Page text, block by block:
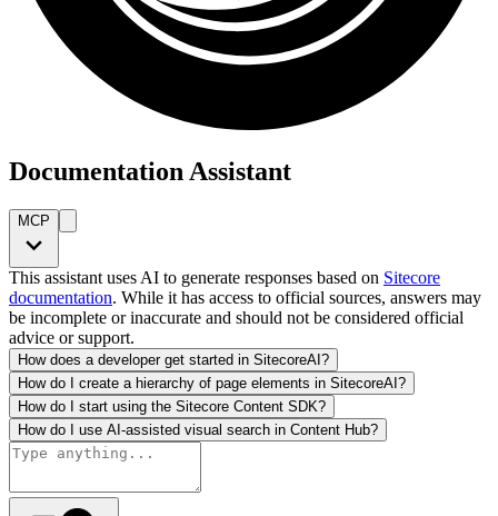
Documentation Assistant
MCP
This assistant uses AI to generate responses based on Sitecore
documentation. While it has access to official sources, answers may
be incomplete or inaccurate and should not be considered official
advice or support.
How does a developer get started in SitecoreAI?
How do I create a hierarchy of page elements in SitecoreAI?
How do I start using the Sitecore Content SDK?
How do I use AI-assisted visual search in Content Hub?